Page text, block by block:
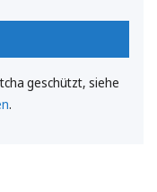
geschützt, siehe
.